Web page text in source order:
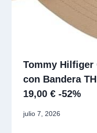
Tommy Hilfiger
con Bandera
19,00 € -52%
julio 7, 2026